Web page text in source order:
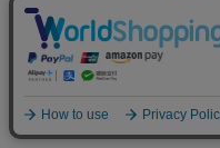
ガラス製 金白リムスープボ
¥ 3,850